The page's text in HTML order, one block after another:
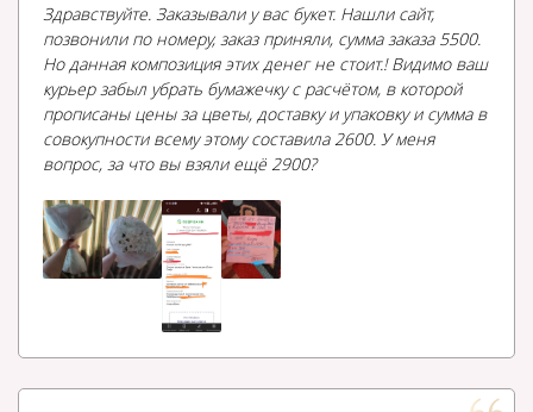
Здравствуйте. Заказывали у вас букет. Нашли сайт,
позвонили по номеру, заказ приняли, сумма заказа 5500.
Но данная композиция этих денег не стоит.! Видимо ваш
курьер забыл убрать бумажечку с расчётом, в которой
прописаны цены за цветы, доставку и упаковку и сумма в
совокупности всему этому составила 2600. У меня
вопрос, за что вы взяли ещё 2900?